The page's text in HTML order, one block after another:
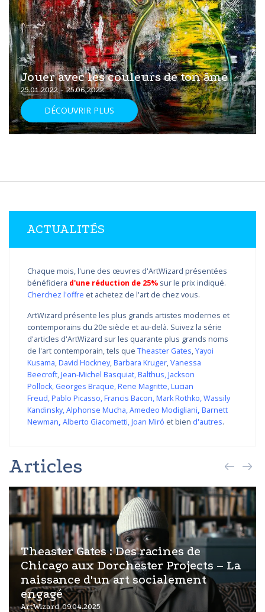
Jouer avec les couleurs de ton âme
25.01.2022 - 25.06.2022
DÉCOUVRIR PLUS
ACTUALITÉS
Chaque mois, l'une des œuvres d'ArtWizard présentées
bénéficiera d'une réduction de 25% sur le prix indiqué.
Cherchez l'offre et achetez de l'art de chez vous.
ArtWizard présente les plus grands artistes modernes et
contemporains du 20e siècle et au-delà. Suivez la série
d'articles d'ArtWizard sur les quarante plus grands noms
de l'art contemporain, tels que Theaster Gates,Yayoi
Kusama,David Hockney,Barbara Kruger,Vanessa
Beecroft,Jean-Michel Basquiat,Balthus,Jackson
Pollock, Georges Braque,Rene Magritte,Lucian
Freud,Pablo Picasso,Francis Bacon,Mark Rothko,Wassily
Kandinsky,Alphonse Mucha,Amedeo Modigliani, Barnett
Newman, Alberto Giacometti,Joan Miró et bien d'autres.
Articles
Theaster Gates : Des racines de
Chicago aux Dorchester Projects – La
naissance d'un art socialement
engagé
ArtWizard 09.04.2025